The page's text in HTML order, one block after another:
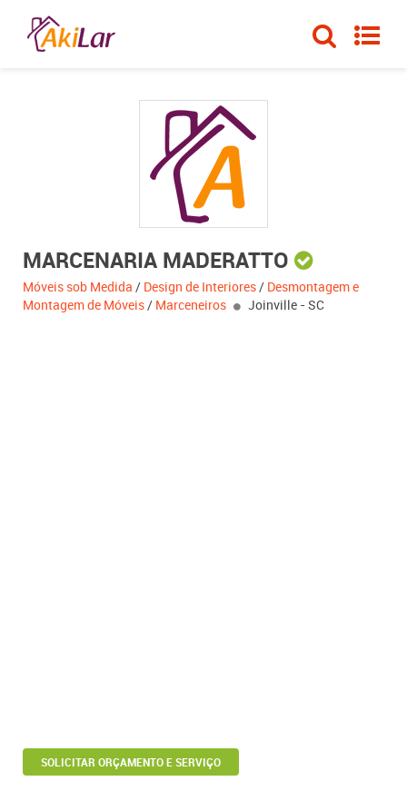
MARCENARIA MADERATTO
Móveis sob Medida / Design de Interiores/ Desmontagem e
Montagem de Móveis/ Marceneiros Joinville - SC
SOLICITAR ORÇAMENTO E SERVIÇO